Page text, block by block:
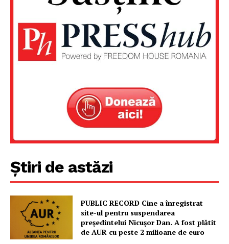
Un proiect
FREEDOM HOUSE ROMÂNIA
PRESShub
Știri de astăzi
PUBLIC RECORD Cine a înregistrat
site-ul pentru suspendarea
președintelui Nicușor Dan. A fost plătit
de AUR cu peste 2 milioane de euro